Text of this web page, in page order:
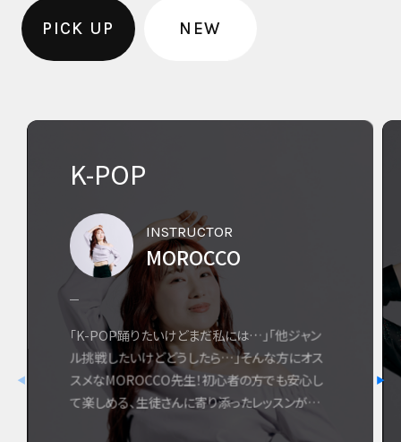
PICK UP NEW
◀ ▶
K-POP
INSTRUCTOR
MOROCCO
「K-POP踊りたいけどまだ私には…」「他ジャン
ル挑戦したいけどどうしたら…」そんな方にオス
スメなMOROCCO先生！初心者の方でも安心し
て楽しめる、生徒さんに寄り添ったレッスンが人
気です♡ 流行りの曲に合わせて踊るだけでなく、